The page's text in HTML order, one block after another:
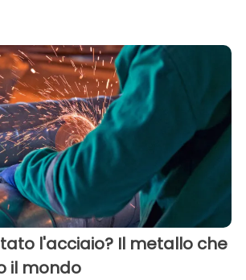
l'acciaio? Il metallo che
il mondo